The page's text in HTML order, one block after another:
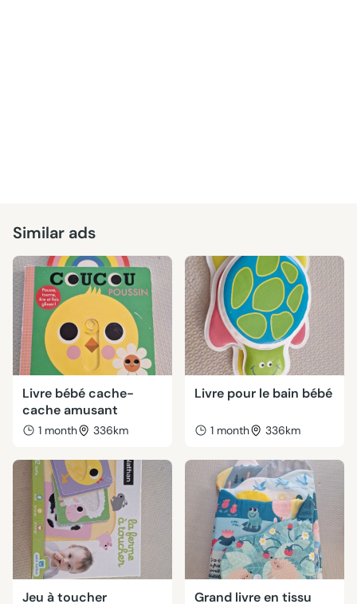
Similar ads
Livre bébé cache-
cache amusant
1 month 336km
Livre pour le bain bébé
1 month 336km
Jeu à toucher Grand livre en tissu